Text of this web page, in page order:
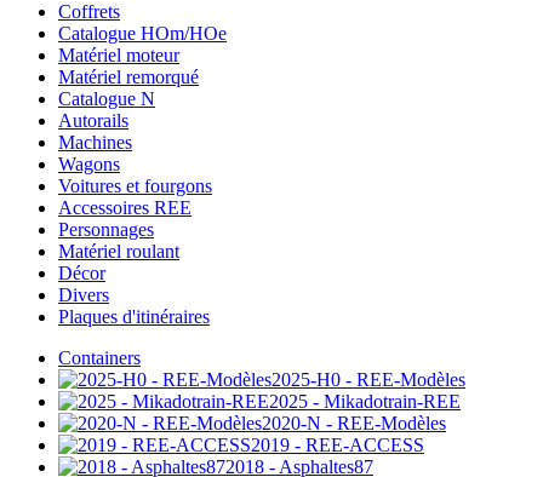
Coffrets
Catalogue HOm/HOe
Matériel moteur
Matériel remorqué
Catalogue N
Autorails
Machines
Wagons
Voitures et fourgons
Accessoires REE
Personnages
Matériel roulant
Décor
Divers
Plaques d'itinéraires
Containers
2025-H0 - REE-Modèles
2025 - Mikadotrain-REE
2020-N - REE-Modèles
2019 - REE-ACCESS
2018 - Asphaltes87